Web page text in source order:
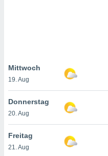
können
von
und
Mittwoch
19. Aug
Donnerstag
20. Aug
Freitag
21. Aug